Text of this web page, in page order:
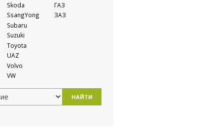
Skoda
SsangYong
Subaru
Suzuki
Toyota
UAZ
Volvo
VW
ГАЗ
ЗАЗ
НАЙТИ